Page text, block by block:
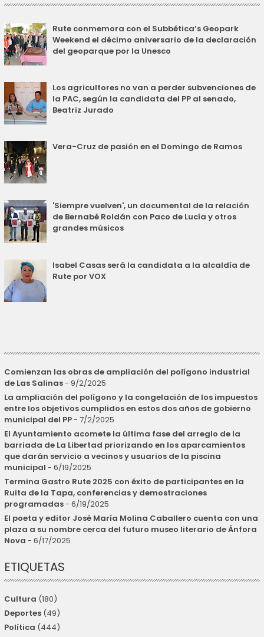
Rute conmemora con el Subbética’s Geopark
Weekend el décimo aniversario de la declaración
del geoparque por la Unesco
Los agricultores no van a perder subvenciones de
la PAC, según la candidata del PP al senado,
Beatriz Jurado
Vera-Cruz de pasión en el Domingo de Ramos
'Siempre vuelven', un documental de la relación
de Bernabé Roldán con Paco de Lucía y otros
grandes músicos
Isabel Casas será la candidata a la alcaldía de
Rute por VOX
Comienzan las obras de ampliación del polígono industrial
de Las Salinas- 9/2/2025
La ampliación del polígono y la congelación de los impuestos
entre los objetivos cumplidos en estos dos años de gobierno
municipal del PP- 7/2/2025
El Ayuntamiento acomete la última fase del arreglo de la
barriada de La Libertad priorizando en los aparcamientos
que darán servicio a vecinos y usuarios de la piscina
municipal - 6/19/2025
Termina Gastro Rute 2025 con éxito de participantes en la
Ruita de la Tapa, conferencias y demostraciones
programadas- 6/19/2025
El poeta y editor José María Molina Caballero cuenta con una
plaza a su nombre cerca del futuro museo literario de Ánfora
Nova - 6/17/2025
ETIQUETAS
Cultura (180)
Deportes (49)
Política (444)